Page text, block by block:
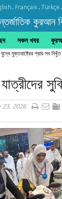
. Français.Türkçe.
কুরআন
সকল খবর
23, 2026